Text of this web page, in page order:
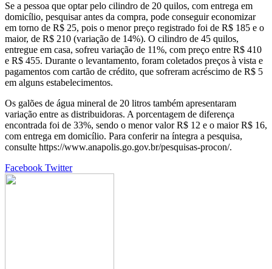
Se a pessoa que optar pelo cilindro de 20 quilos, com entrega em
domicílio, pesquisar antes da compra, pode conseguir economizar
em torno de R$ 25, pois o menor preço registrado foi de R$ 185 e o
maior, de R$ 210 (variação de 14%). O cilindro de 45 quilos,
entregue em casa, sofreu variação de 11%, com preço entre R$ 410
e R$ 455. Durante o levantamento, foram coletados preços à vista e
pagamentos com cartão de crédito, que sofreram acréscimo de R$ 5
em alguns estabelecimentos.
Os galões de água mineral de 20 litros também apresentaram
variação entre as distribuidoras. A porcentagem de diferença
encontrada foi de 33%, sendo o menor valor R$ 12 e o maior R$ 16,
com entrega em domicílio. Para conferir na íntegra a pesquisa,
consulte https://www.anapolis.go.gov.br/pesquisas-procon/.
Facebook TwitterGoogle+
LinkedIn
StumbleUpon
Tumblr
Pinterest
Reddit
VKontakte
Share
Print